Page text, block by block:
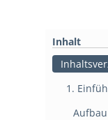
Inhalt
1.